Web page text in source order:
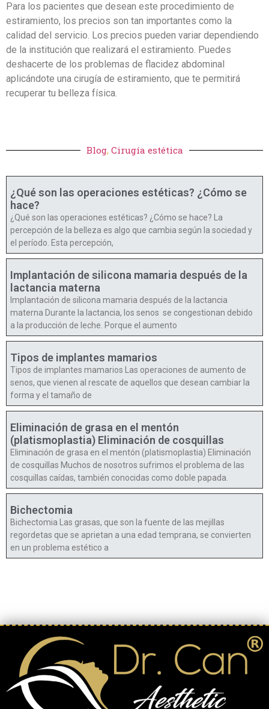
Para los pacientes que desean este procedimiento de
estiramiento, los precios son tan importantes como la
calidad del servicio. Los precios pueden variar dependiendo
de la institución que realizará el estiramiento. Puedes
deshacerte de los problemas de flacidez abdominal
aplicándote una cirugía de estiramiento, que te permitirá
recuperar tu belleza física.
Blog, Cirugía estética
¿Qué son las operaciones estéticas? ¿Cómo se
hace?
¿Qué son las operaciones estéticas? ¿Cómo se hace? La
percepción de la belleza es algo que cambia según la sociedad y
el período. Esta percepción,
Implantación de silicona mamaria después de la
lactancia materna
Implantación de silicona mamaria después de la lactancia
materna Durante la lactancia, los senos se congestionan debido
a la producción de leche. Porque el aumento
Tipos de implantes mamarios
Tipos de implantes mamarios Las operaciones de aumento de
senos, que vienen al rescate de aquellos que desean cambiar la
forma y el tamaño de
Eliminación de grasa en el mentón
(platismoplastia) Eliminación de cosquillas
Eliminación de grasa en el mentón (platismoplastia) Eliminación
de cosquillas Muchos de nosotros sufrimos el problema de las
cosquillas caídas, también conocidas como doble papada.
Bichectomia
Bichectomia Las grasas, que son la fuente de las mejillas
regordetas que se aprietan a una edad temprana, se convierten
en un problema estético a